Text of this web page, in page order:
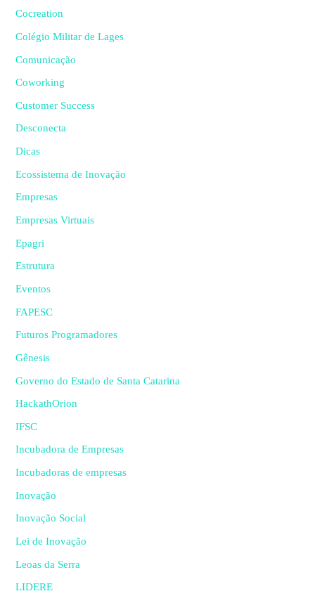
Cocreation
Colégio Militar de Lages
Comunicação
Coworking
Customer Success
Desconecta
Dicas
Ecossistema de Inovação
Empresas
Empresas Virtuais
Epagri
Estrutura
Eventos
FAPESC
Futuros Programadores
Gênesis
Governo do Estado de Santa Catarina
HackathOrion
IFSC
Incubadora de Empresas
Incubadoras de empresas
Inovação
Inovação Social
Lei de Inovação
Leoas da Serra
LIDERE